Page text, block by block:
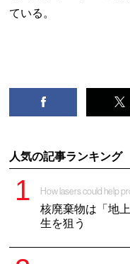
ている。
人気の記事ランキング
How lasers could help
核廃棄物は「地
生を狙う